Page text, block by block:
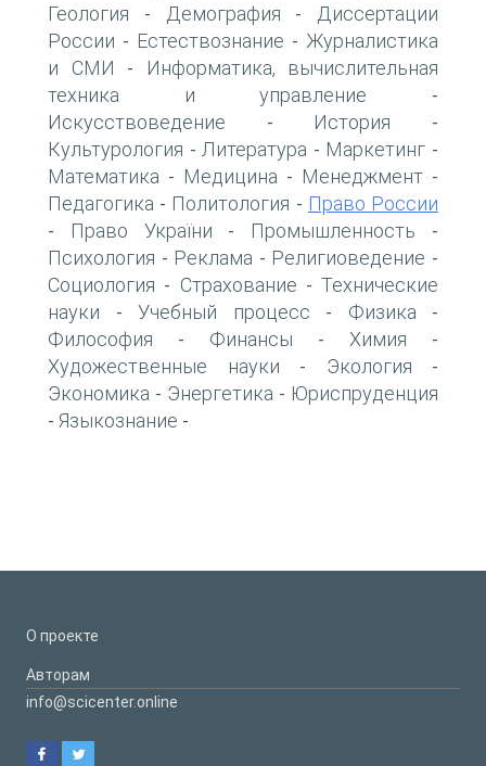
Геология - Демография -
Диссертации
России - Естествознание - Журналистика
и СМИ -
Информатика, вычислительная
техника и управление -
Искусствоведение - История -
Культурология - Литература - Маркетинг -
Математика - Медицина - Менеджмент -
Педагогика - Политология - Право России
- Право України - Промышленность -
Психология - Реклама - Религиоведение -
Социология - Страхование - Технические
науки - Учебный процесс - Физика -
Философия - Финансы - Химия -
Художественные науки - Экология -
Экономика - Энергетика - Юриспруденция
- Языкознание -
О проекте
Авторам
info@scicenter.online